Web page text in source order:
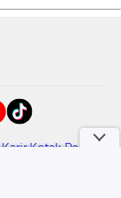
KarirKotak Pos